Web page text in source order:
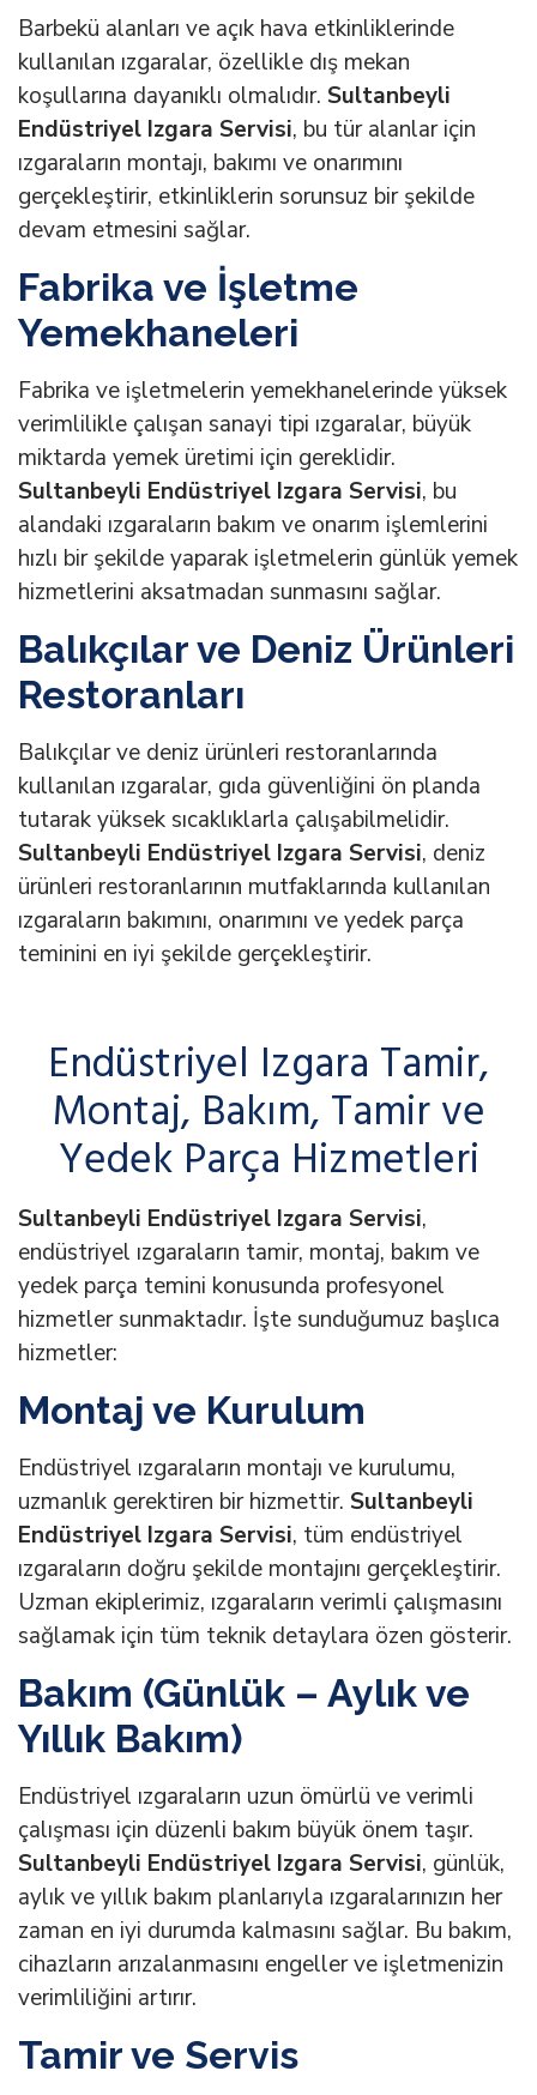
Barbekü alanları ve açık hava etkinliklerinde
kullanılan ızgaralar, özellikle dış mekan
koşullarına dayanıklı olmalıdır. Sultanbeyli
Endüstriyel Izgara Servisi, bu tür alanlar için
ızgaraların montajı, bakımı ve onarımını
gerçekleştirir, etkinliklerin sorunsuz bir şekilde
devam etmesini sağlar.
Fabrika ve İşletme
Yemekhaneleri
Fabrika ve işletmelerin yemekhanelerinde yüksek
verimlilikle çalışan sanayi tipi ızgaralar, büyük
miktarda yemek üretimi için gereklidir.
Sultanbeyli Endüstriyel Izgara Servisi, bu
alandaki ızgaraların bakım ve onarım işlemlerini
hızlı bir şekilde yaparak işletmelerin günlük yemek
hizmetlerini aksatmadan sunmasını sağlar.
Balıkçılar ve Deniz Ürünleri
Restoranları
Balıkçılar ve deniz ürünleri restoranlarında
kullanılan ızgaralar, gıda güvenliğini ön planda
tutarak yüksek sıcaklıklarla çalışabilmelidir.
Sultanbeyli Endüstriyel Izgara Servisi, deniz
ürünleri restoranlarının mutfaklarında kullanılan
ızgaraların bakımını, onarımını ve yedek parça
teminini en iyi şekilde gerçekleştirir.
Endüstriyel Izgara Tamir,
Montaj, Bakım, Tamir ve
Yedek Parça Hizmetleri
Sultanbeyli Endüstriyel Izgara Servisi,
endüstriyel ızgaraların tamir, montaj, bakım ve
yedek parça temini konusunda profesyonel
hizmetler sunmaktadır. İşte sunduğumuz başlıca
hizmetler:
Montaj ve Kurulum
Endüstriyel ızgaraların montajı ve kurulumu,
uzmanlık gerektiren bir hizmettir. Sultanbeyli
Endüstriyel Izgara Servisi, tüm endüstriyel
ızgaraların doğru şekilde montajını gerçekleştirir.
Uzman ekiplerimiz, ızgaraların verimli çalışmasını
sağlamak için tüm teknik detaylara özen gösterir.
Bakım (Günlük – Aylık ve
Yıllık Bakım)
Endüstriyel ızgaraların uzun ömürlü ve verimli
çalışması için düzenli bakım büyük önem taşır.
Sultanbeyli Endüstriyel Izgara Servisi, günlük,
aylık ve yıllık bakım planlarıyla ızgaralarınızın her
zaman en iyi durumda kalmasını sağlar. Bu bakım,
cihazların arızalanmasını engeller ve işletmenizin
verimliliğini artırır.
Tamir ve Servis